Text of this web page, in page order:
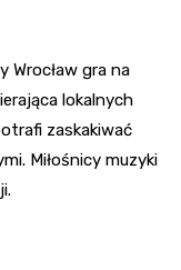
Wrocław gra na
lokalnych
zaskakiwać
Miłośnicy muzyki